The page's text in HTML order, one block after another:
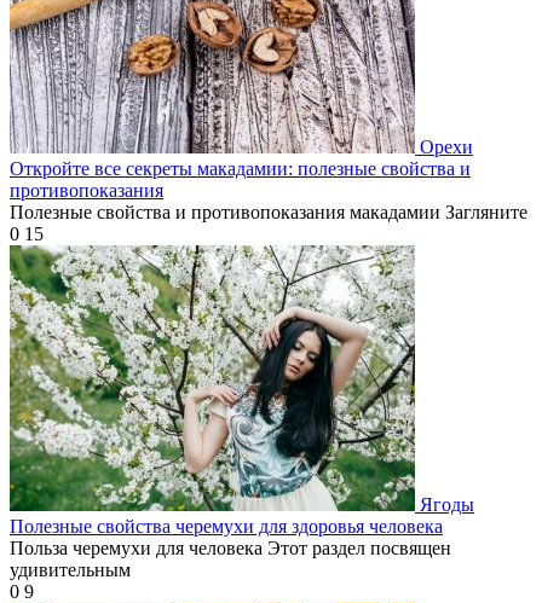
Орехи
Откройте все секреты макадамии: полезные свойства и
противопоказания
Полезные свойства и противопоказания макадамии Загляните
0 15
Ягоды
Полезные свойства черемухи для здоровья человека
Польза черемухи для человека Этот раздел посвящен
удивительным
0 9